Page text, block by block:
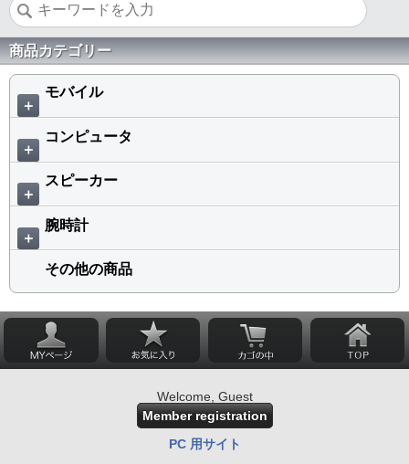
商品カテゴリー
＋
モバイル
＋
コンピュータ
＋
スピーカー
＋
腕時計
その他の商品
Welcome, Guest
Member registration
PC 用サイト